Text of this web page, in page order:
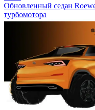
Обновленный седан
турбомотора